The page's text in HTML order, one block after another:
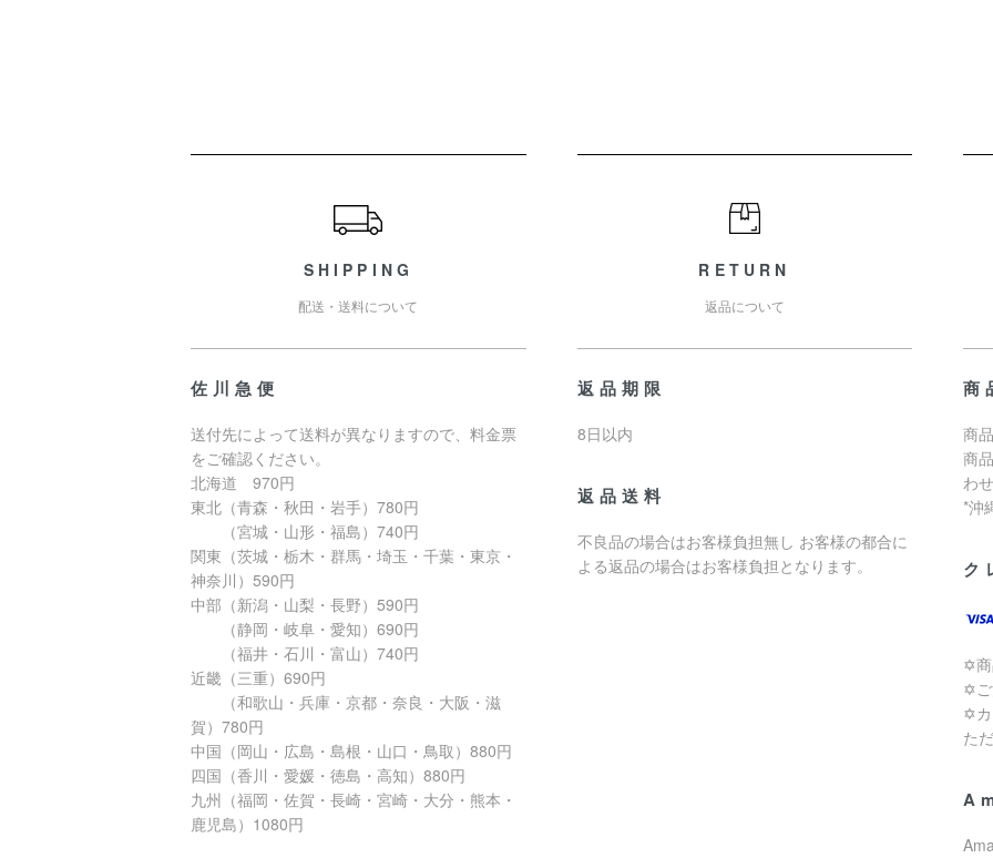
SHIPPING
配送・送料について
佐川急便
送付先によって送料が異なりますので、料金票
をご確認ください。
北海道 970円
東北（青森・秋田・岩手）780円
（宮城・山形・福島）740円
関東（茨城・栃木・群馬・埼玉・千葉・東京・
神奈川）590円
中部（新潟・山梨・長野）590円
（静岡・岐阜・愛知）690円
（福井・石川・富山）740円
近畿（三重）690円
（和歌山・兵庫・京都・奈良・大阪・滋
賀）780円
中国（岡山・広島・島根・山口・鳥取）880円
四国（香川・愛媛・徳島・高知）880円
九州（福岡・佐賀・長崎・宮崎・大分・熊本・
鹿児島）1080円
RETURN
返品について
返品期限
8日以内
返品送料
不良品の場合はお客様負担無し お客様の都合に
よる返品の場合はお客様負担となります。
商
商
商
わ
*沖
ク
✡商
✡ご
✡カ
た